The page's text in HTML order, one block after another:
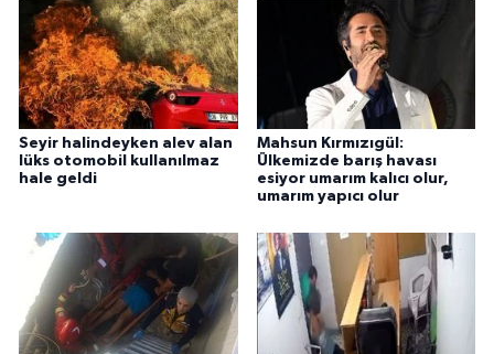
Seyir halindeyken alev alan
lüks otomobil kullanılmaz
hale geldi
Mahsun Kırmızıgül:
Ülkemizde barış havası
esiyor umarım kalıcı olur,
umarım yapıcı olur